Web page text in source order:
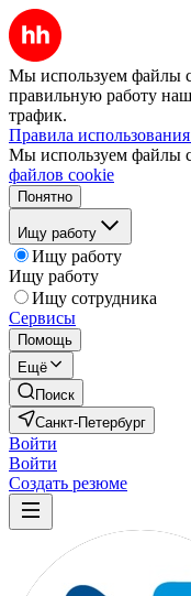
Мы используем файлы
правильную работу
трафик.
Правила
Мы используем файлы
файлов cookie
Понятно
Ищу работу
Ищу работу
Ищу работу
Ищу сотрудника
Сервисы
Помощь
Ещё
Поиск
Санкт-Петербург
Войти
Войти
Создать резюме